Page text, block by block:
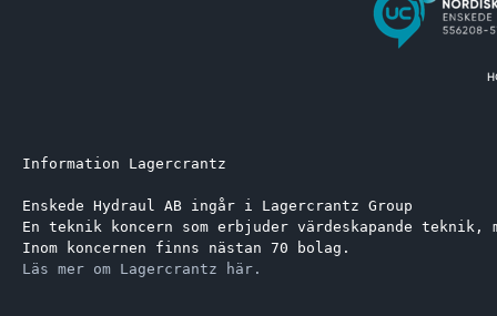
Information Lagercrantz
Enskede Hydraul AB ingår i Lagercrantz Group
En teknik koncern som erbjuder värdeskapande
Inom koncernen finns nästan 70 bolag.
Läs mer om Lagercrantz här.